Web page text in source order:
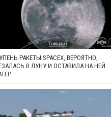
РАКЕТЫ SPACEX, ВЕРОЯТНО,
В ЛУНУ И ОСТАВИЛА НА НЕЙ